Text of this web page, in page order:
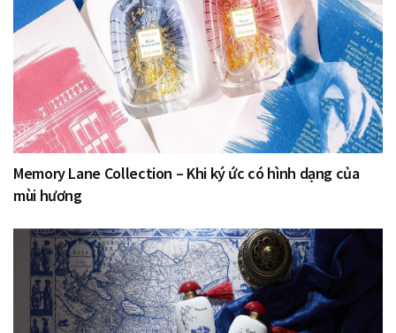
Memory Lane Collection – Khi ký ức có hình dạng của
mùi hương